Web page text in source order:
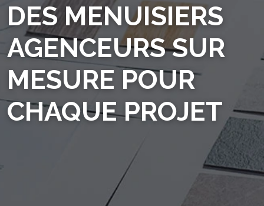
DES MENUISIERS
AGENCEURS SUR
MESURE POUR
CHAQUE PROJET